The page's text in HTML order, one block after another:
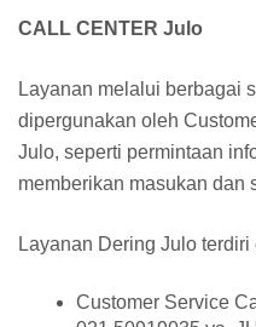
CALL CENTER Julo
Layanan melalui berbagai
dipergunakan oleh
Julo, seperti permintaan
memberikan masukan dan
Layanan Dering Julo terdiri
Customer Service